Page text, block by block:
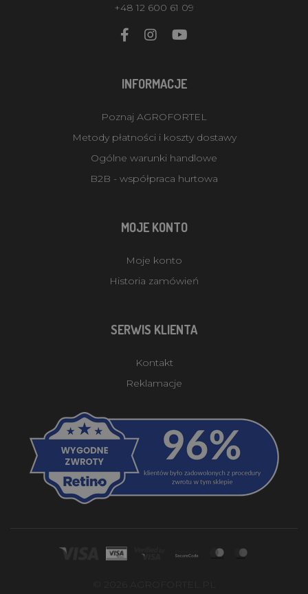
+48 12 600 61 09
INFORMACJE
Poznaj AGROFORTEL
Metody płatności i koszty dostawy
Ogólne warunki handlowe
B2B - współpraca hurtowa
MOJE KONTO
Moje konto
Historia zamówień
SERWIS KLIENTA
Kontakt
Reklamacje